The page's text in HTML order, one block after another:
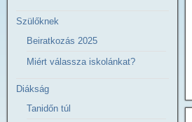
Szülőknek
Beiratkozás 2025
Miért válassza iskolánkat?
Diákság
Tanidőn túl